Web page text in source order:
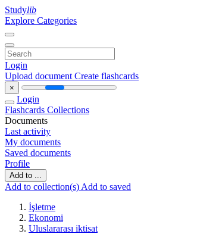
Studylib
Explore Categories
Login
Upload document Create flashcards
×
Login
Flashcards Collections
Documents
Last activity
My documents
Saved documents
Profile
Add to ...
Add to collection(s) Add to saved
İşletme
Ekonomi
Uluslararası iktisat